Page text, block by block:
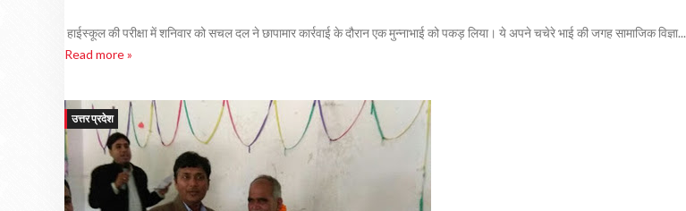
हाईस्कूल की परीक्षा में शनिवार को सचल दल ने छापामार कार्रवाई के दौरान एक मुन्नाभाई को पकड़ लिया। ये अपने चचेरे भाई की जगह सामाजिक विज्ञा...
Read more »
उत्तर प्रदेश